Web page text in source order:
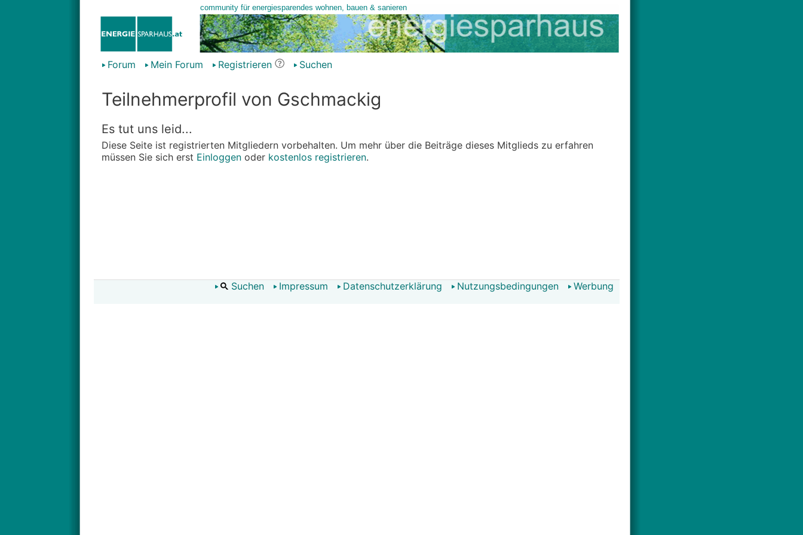
Forum Mein Forum Registrieren Suchen
Teilnehmerprofil von Gschmackig
Es tut uns leid...
Diese Seite ist registrierten Mitgliedern vorbehalten. Um mehr über die Beiträge dieses Mitglieds zu erfahren
müssen Sie sich erst Einloggenoder kostenlos registrieren.
Suchen Impressum Datenschutzerklärung Nutzungsbedingungen Werbung